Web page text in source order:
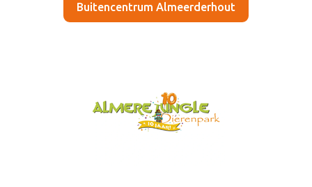
Buitencentrum Almeerderhout